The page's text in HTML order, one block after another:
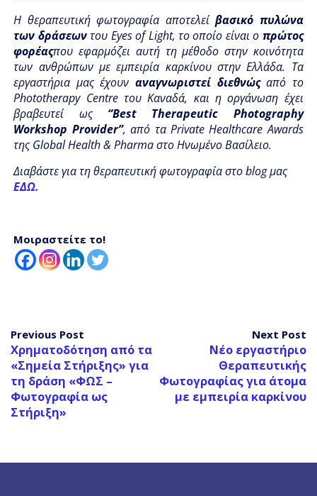
Η θεραπευτική φωτογραφία αποτελείβασικό πυλώνα
των δράσεωντου Eyes of Light, το οποίο είναι ο πρώτος
φορέαςπου εφαρμόζει αυτή τη μέθοδο στην κοινότητα
των ανθρώπων με εμπειρία καρκίνου στην Ελλάδα. Τα
εργαστήρια μας έχουν αναγνωριστεί διεθνώςαπό το
Phototherapy Centre του Καναδά, και η οργάνωση έχει
βραβευτεί ως “Best Therapeutic Photography
Workshop Provider”, από τα Private Healthcare Awards
της Global Health & Pharma στο Ηνωμένο Βασίλειο.
Διαβάστε για τη θεραπευτική φωτογραφία στο blog μας
ΕΔΩ.
Μοιραστείτε το!
Previous Post
Χρηματοδότηση από τα
«Σημεία Στήριξης» για
τη δράση «ΦΩΣ –
Φωτογραφία ως
Στήριξη»
Next Post
Νέο εργαστήριο
Θεραπευτικής
Φωτογραφίας για άτομα
με εμπειρία καρκίνου